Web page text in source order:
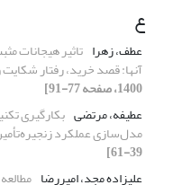
ع
عطف، زهرا تاثیر هیجانات
آنها: قصد خرید، رفتار شکایت
1400، صفحه 77-91]
عطیفه، مرتضی بکارگیری
مدل‌سازی عملکرد
39-61]
علیزاده مجد، امیررضا